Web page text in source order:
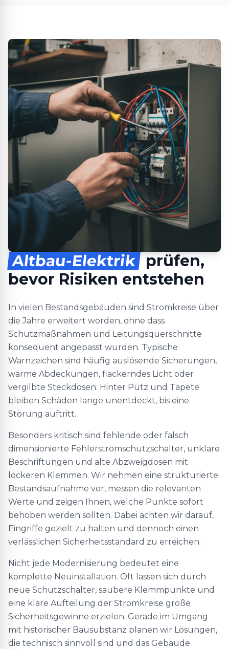
Altbau-Elektrik prüfen,
bevor Risiken entstehen
In vielen Bestandsgebäuden sind Stromkreise über
die Jahre erweitert worden, ohne dass
Schutzmaßnahmen und Leitungsquerschnitte
konsequent angepasst wurden. Typische
Warnzeichen sind häufig auslösende Sicherungen,
warme Abdeckungen, flackerndes Licht oder
vergilbte Steckdosen. Hinter Putz und Tapete
bleiben Schäden lange unentdeckt, bis eine
Störung auftritt.
Besonders kritisch sind fehlende oder falsch
dimensionierte Fehlerstromschutzschalter, unklare
Beschriftungen und alte Abzweigdosen mit
lockeren Klemmen. Wir nehmen eine strukturierte
Bestandsaufnahme vor, messen die relevanten
Werte und zeigen Ihnen, welche Punkte sofort
behoben werden sollten. Dabei achten wir darauf,
Eingriffe gezielt zu halten und dennoch einen
verlässlichen Sicherheitsstandard zu erreichen.
Nicht jede Modernisierung bedeutet eine
komplette Neuinstallation. Oft lassen sich durch
neue Schutzschalter, saubere Klemmpunkte und
eine klare Aufteilung der Stromkreise große
Sicherheitsgewinne erzielen. Gerade im Umgang
mit historischer Bausubstanz planen wir Lösungen,
die technisch sinnvoll sind und das Gebäude